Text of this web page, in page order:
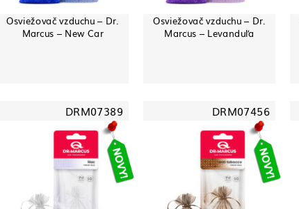
Osviežovač vzduchu – Dr.
Marcus – New Car
Osviežovač vzduchu – Dr.
Marcus – Levanduľa
DRM07389 DRM07456